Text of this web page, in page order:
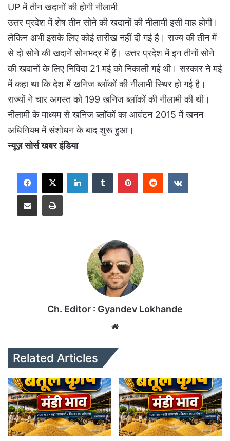
UP में तीन खदानों की होगी नीलामी
उत्तर प्रदेश में शेष तीन सोने की खदानों की नीलामी इसी माह होगी।
लेकिन अभी इसके लिए कोई तारीख नहीं दी गई है। राज्य की तीन में
से दो सोने की खदानें सोनभद्र में हैं। उत्तर प्रदेश में इन तीनों सोने
की खदानों के लिए निविदा 21 मई को निकाली गई थी। सरकार ने मई
में कहा था कि देश में खनिज ब्लॉकों की नीलामी स्थिर हो गई है।
राज्यों ने चार अगस्त को 199 खनिज ब्लॉकों की नीलामी की थी।
नीलामी के माध्यम से खनिज ब्लॉकों का आवंटन 2015 में खनन
अधिनियम में संशोधन के बाद शुरू हुआ।
न्यूज़ सोर्स खबर इंडिया
Ch. Editor : Gyandev Lokhande
Related Articles